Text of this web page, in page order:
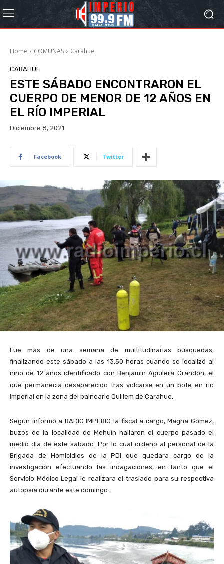
Home COMUNAS Carahue
CARAHUE
ESTE SÁBADO ENCONTRARON EL
CUERPO DE MENOR DE 12 AÑOS EN
EL RÍO IMPERIAL
Diciembre 8, 2021
Facebook Twitter
Fue más de una semana de multitudinarias búsquedas,
finalizando este sábado a las 13:50 horas cuando se localizó al
niño de 12 años identificado con Benjamín Aguilera Grandón, el
que permanecía desaparecido tras volcarse en un bote en río
Imperial en la zona del balneario Quillem de Carahue.
Según informó a RADIO IMPERIO la fiscal a cargo, Magna Gómez,
buzos de la localidad de Mehuín hallaron el cuerpo pasado el
medio día de este sábado. Por lo cual ordenó al personal de la
Brigada de Homicidios de la PDI que quedara cargo de la
investigación efectuando las indagaciones, en tanto que el
Servicio Médico Legal le realizara el traslado para su respectiva
autopsia durante este domingo.